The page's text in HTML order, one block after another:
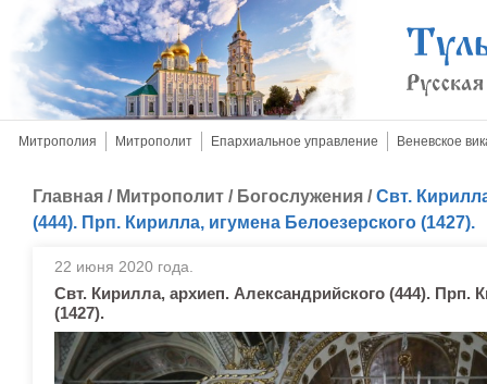
Митрополия Митрополит Епархиальное управление Веневское
Главная / Митрополит / Богослужения /Свт.
(444). Прп. Кирилла, игумена Белоезерского (1427).
22 июня 2020 года.
Свт. Кирилла, архиеп. Александрийского (444). Прп.
(1427).